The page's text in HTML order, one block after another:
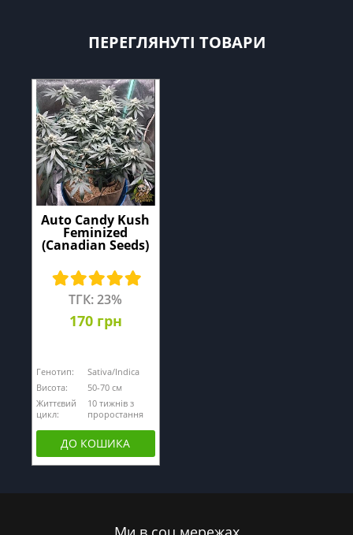
ПЕРЕГЛЯНУТІ ТОВАРИ
Auto Candy Kush
Feminized
(Canadian Seeds)
ТГК: 23%
170 грн
Генотип:
Sativa/Indica
Висота:
50-70 см
Життєвий
цикл:
10 тижнів з
проростання
ДО КОШИКА